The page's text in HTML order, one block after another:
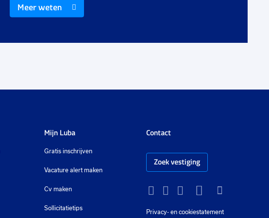
€ 3000
Meer weten
Mijn Luba
Gratis inschrijven
Vacature alert maken
Cv maken
Sollicitatietips
Contact
Zoek vestiging
Privacy- en cookiestatement